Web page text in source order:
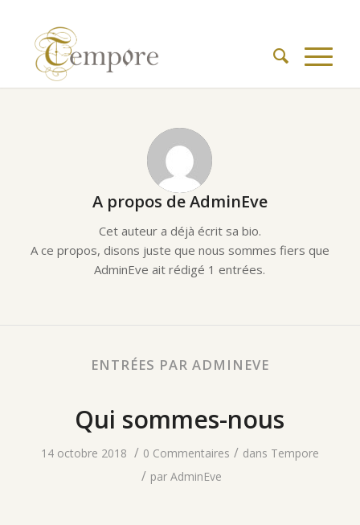
A propos deAdminEve
Cet auteur a déjà écrit sa bio.
A ce propos, disons juste que nous sommes fiers que
AdminEve ait rédigé 1 entrées.
ENTRÉES PAR ADMINEVE
Qui sommes-nous
14 octobre 2018 / 0 Commentaires / dans Tempore
/ parAdminEve